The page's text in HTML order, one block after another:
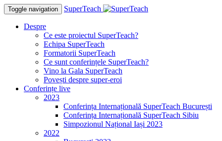
Toggle navigation SuperTeach
Despre
Ce este proiectul SuperTeach?
Echipa SuperTeach
Formatorii SuperTeach
Ce sunt conferințele SuperTeach?
Vino la Gala SuperTeach
Povești despre super-eroi
Conferințe live
2023
Conferința Internațională SuperTeach București
Conferința Internațională SuperTeach Sibiu
Simpozionul Național Iași 2023
2022